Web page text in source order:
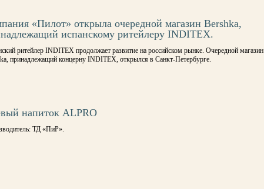
«Пилот» открыла очередной магазин Bershka,
испанскому ритейлеру INDITEX.
ритейлер INDITEX продолжает развитие на российском рынке. Очередной магазин
принадлежащий концерну INDITEX, открылся в Санкт-Петербурге.
напиток ALPRO
ТД «ПиР».